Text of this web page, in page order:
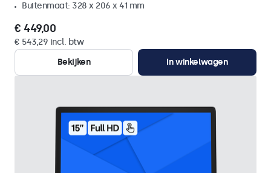
Buitenmaat: 328 x 206 x 41 mm
€ 449,00
€ 543,29 incl. btw
Bekijken
In winkelwagen